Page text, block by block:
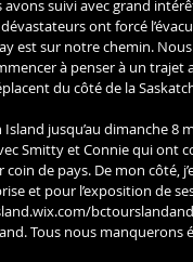
avons suivi avec grand
ont forcé
est sur notre chemin.
à penser à un
du côté de la
jusqu’au dimanche 8
Smitty et Connie qui ont
de pays. De mon côté,
et pour l’exposition de
Tous nous manquerons